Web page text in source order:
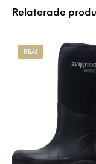
Relaterade
REA!